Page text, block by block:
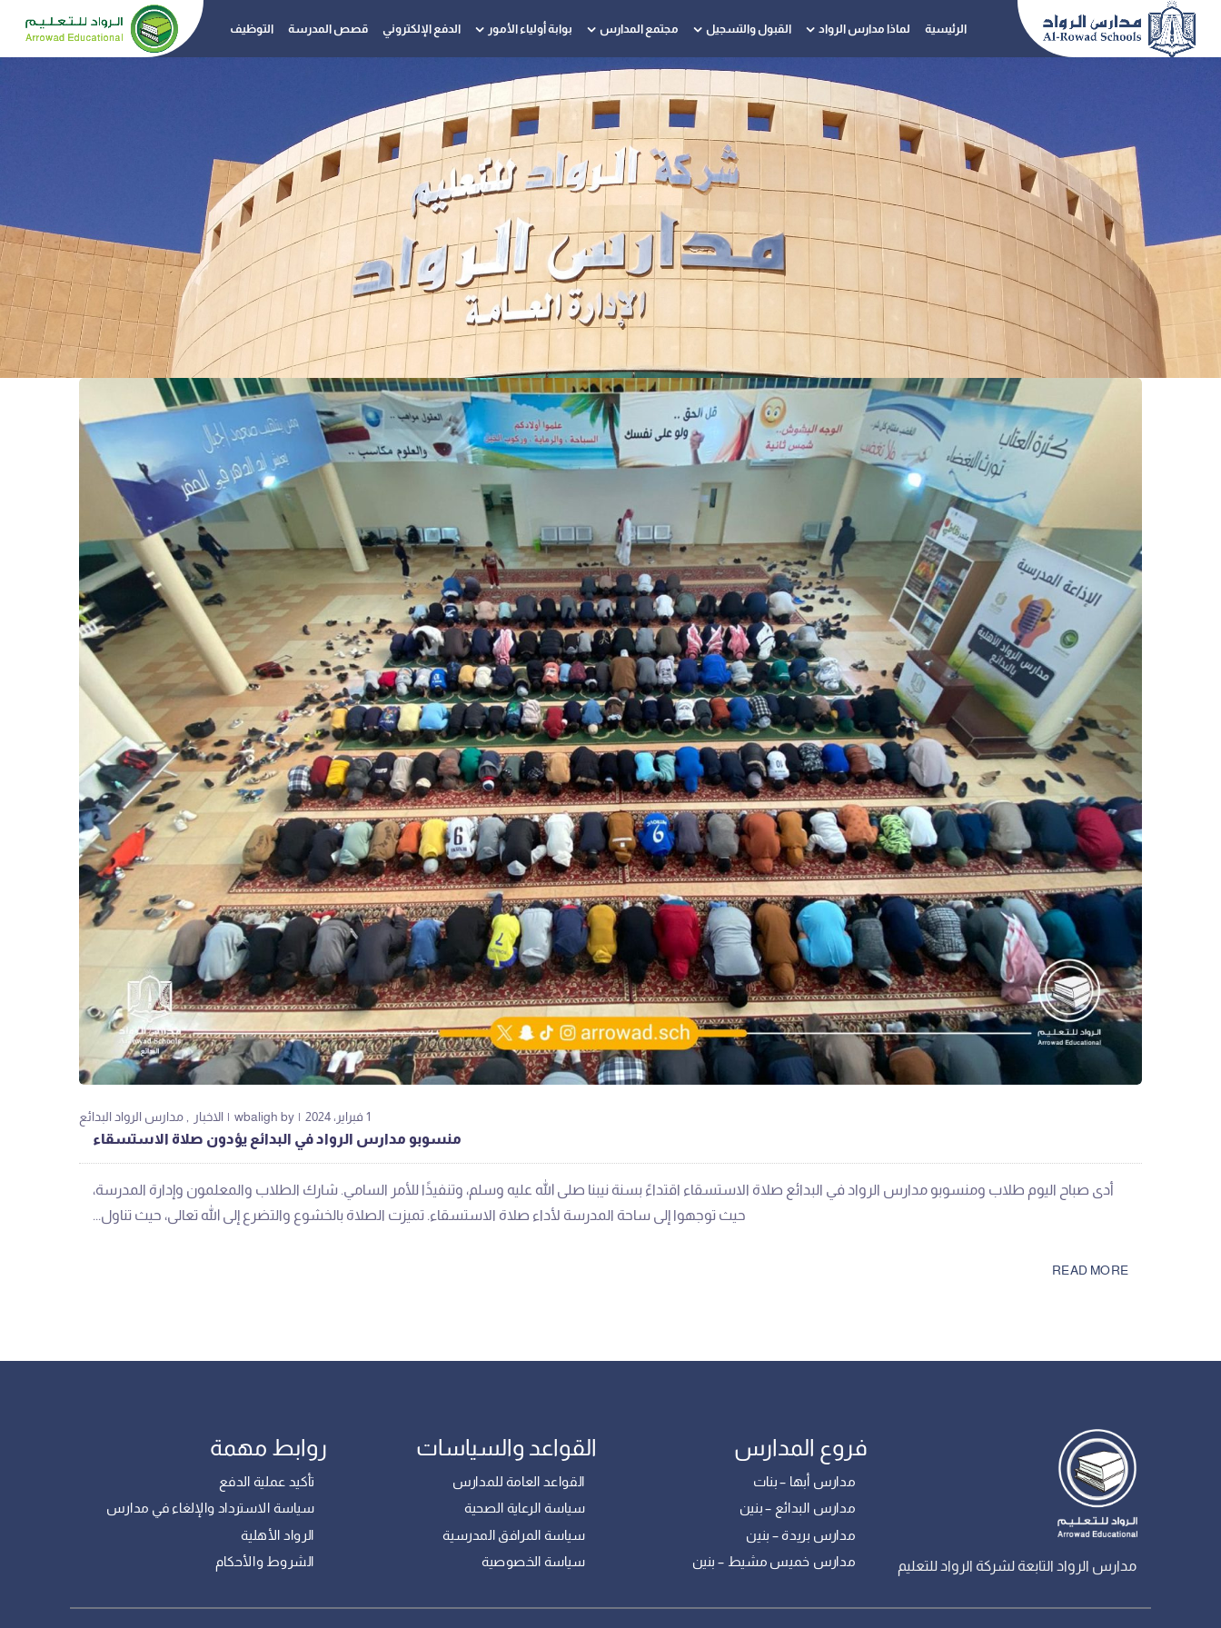
الرئيسية لماذا مدارس الرواد القبول والتسجيل مجتمع المدارس بوابة أولياء الأمور الدفع الإلكتروني قصص المدرسة التوظيف
1 فبراير، 2024 by
wbaligh الاخبار مدارس الرواد البدائع
منسوبو مدارس الرواد في البدائع يؤدون صلاة الاستسقاء
أدى صباح اليوم طلاب ومنسوبو مدارس الرواد في البدائع صلاة الاستسقاء اقتداءً بسنة نيبنا صلى الله عليه وسلم، وتنفيذًا للأمر السامي. شارك الطلاب والمعلمون وإدارة المدرسة،
حيث توجهوا إلى ساحة المدرسة لأداء صلاة الاستسقاء. تميزت الصلاة بالخشوع والتضرع إلى الله تعالى، حيث تناول...
READ MORE
مدارس الرواد التابعة لشركة الرواد للتعليم
فروع المدارس
مدارس أبها – بنات
مدارس البدائع – بنين
مدارس بريدة – بنين
مدارس خميس مشيط – بنين
القواعد والسياسات
القواعد العامة للمدارس
سياسة الرعاية الصحية
سياسة المرافق المدرسية
سياسة الخصوصية
روابط مهمة
تأكيد عملية الدفع
سياسة الاسترداد والإلغاء في مدارس
الرواد الأهلية
الشروط والأحكام